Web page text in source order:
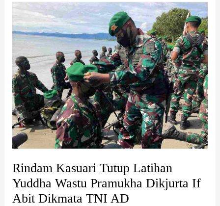
Rindam Kasuari Tutup Latihan
Yuddha Wastu Pramukha Dikjurta If
Abit Dikmata TNI AD
Rindam
Kasuari
Tutup
Yuddha
Wastu
Pramukha
Dikjurta
If
Abit
Dikmata
TNI